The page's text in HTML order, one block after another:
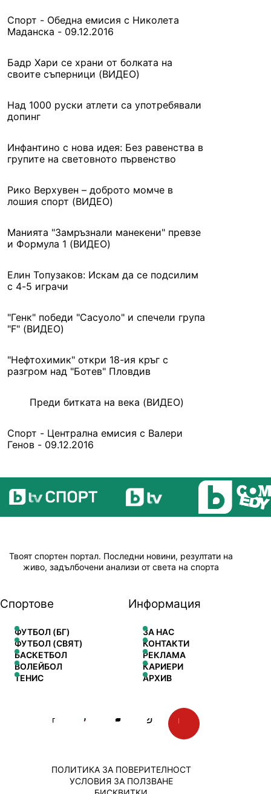
Спорт - Обедна емисия с Николета
Маданска - 09.12.2016
Бадр Хари се храни от болката на
своите съперници (ВИДЕО)
Над 1000 руски атлети са употребявали
допинг
Инфантино с нова идея: Без равенства в
групите на световното първенство
Рико Верхувен – доброто момче в
лошия спорт (ВИДЕО)
Манията "Замръзнали манекени" превзе
и Формула 1 (ВИДЕО)
Елин Топузаков: Искам да се подсилим
с 4-5 играчи
"Генк" победи "Сасуоло" и спечели група
"F" (ВИДЕО)
"Нефтохимик" откри 18-ия кръг с
разгром над "Ботев" Пловдив
Преди битката на века (ВИДЕО)
Спорт - Централна емисия с Валери
Генов - 09.12.2016
Твоят спортен портал. Последни новини, резултати на
живо, задълбочени анализи от света на спорта
Спортове
ФУТБОЛ (БГ)
ФУТБОЛ (СВЯТ)
БАСКЕТБОЛ
ВОЛЕЙБОЛ
ТЕНИС
Информация
ЗА НАС
КОНТАКТИ
РЕКЛАМА
КАРИЕРИ
АРХИВ
ПОЛИТИКА ЗА ПОВЕРИТЕЛНОСТ
УСЛОВИЯ ЗА ПОЛЗВАНЕ